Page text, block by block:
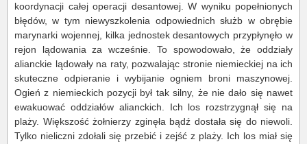
koordynacji całej operacji desantowej. W wyniku popełnionych
błędów, w tym niewyszkolenia odpowiednich służb w obrębie
marynarki wojennej, kilka jednostek desantowych przypłynęło w
rejon lądowania za wcześnie. To spowodowało, że oddziały
alianckie lądowały na raty, pozwalając stronie niemieckiej na ich
skuteczne odpieranie i wybijanie ogniem broni maszynowej.
Ogień z niemieckich pozycji był tak silny, że nie dało się nawet
ewakuować oddziałów alianckich. Ich los rozstrzygnął się na
plaży. Większość żołnierzy zginęła bądź dostała się do niewoli.
Tylko nieliczni zdołali się przebić i zejść z plaży. Ich los miał się